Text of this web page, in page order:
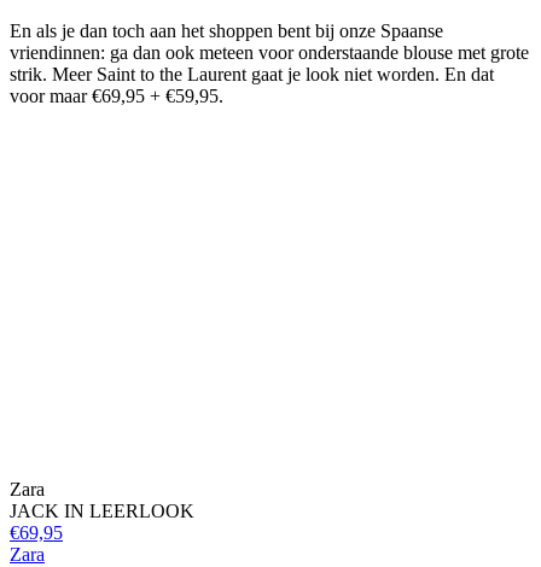
En als je dan toch aan het shoppen bent bij onze Spaanse
vriendinnen: ga dan ook meteen voor onderstaande blouse met grote
strik. Meer Saint to the Laurent gaat je look niet worden. En dat
voor maar €69,95 + €59,95.
Zara
JACK IN LEERLOOK
€69,95
Zara